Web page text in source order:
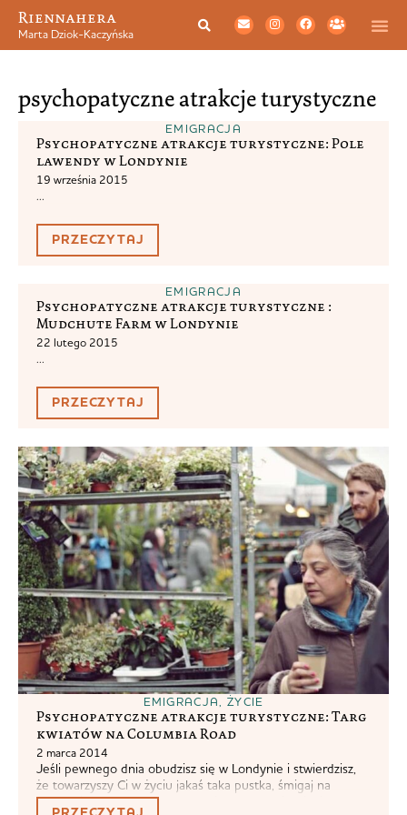
Riennahera
Marta Dziok-Kaczyńska
psychopatyczne atrakcje turystyczne
EMIGRACJA
Psychopatyczne atrakcje turystyczne: Pole
lawendy w Londynie
19 września 2015
...
PRZECZYTAJ
EMIGRACJA
Psychopatyczne atrakcje turystyczne :
Mudchute Farm w Londynie
22 lutego 2015
...
PRZECZYTAJ
EMIGRACJA ŻYCIE
Psychopatyczne atrakcje turystyczne: Targ
kwiatów na Columbia Road
2 marca 2014
Jeśli pewnego dnia obudzisz się w Londynie i stwierdzisz,
że towarzyszy Ci w życiu jakaś taka pustka, śmigaj na
Columbia Road. Prawdopodobnie brakuje Ci kwiatów. Targ